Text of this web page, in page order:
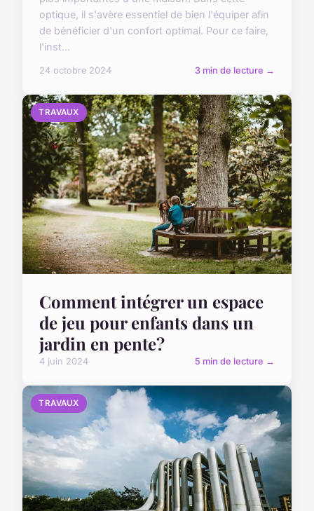
optique, il s'avère essentiel de bien l'équiper afin
de bénéficier d'un confort optimal. Pour ce faire,
l'inst...
24 octobre 2024 3 min de lecture →
TRAVAUX
Comment intégrer un espace
de jeu pour enfants dans un
jardin en pente?
4 juin 2024 5 min de lecture →
TRAVAUX